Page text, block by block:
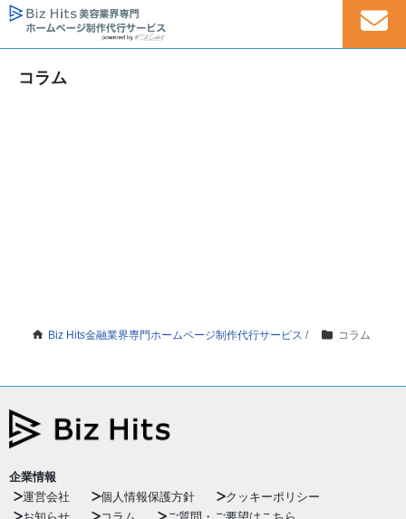
コラム
Biz Hits金融業界専門ホームページ制作代行サービス / コラム
企業情報
運営会社
個人情報保護方針
クッキーポリシー